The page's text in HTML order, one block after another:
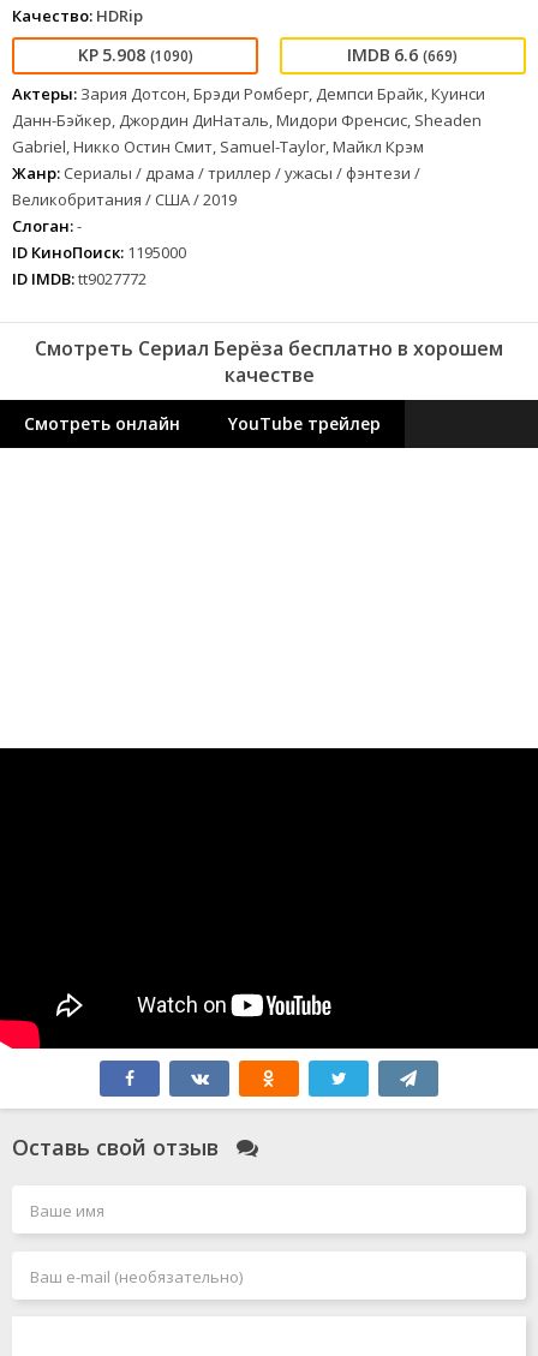
Качество: HDRip
5.908 (1090) 6.6 (669)
Актеры: Зария Дотсон, Брэди Ромберг, Демпси Брайк, Куинси
Данн-Бэйкер, Джордин ДиНаталь, Мидори Френсис, Sheaden
Gabriel, Никко Остин Смит, Samuel-Taylor, Майкл Крэм
Жанр: Сериалы / драма / триллер / ужасы / фэнтези /
Великобритания / США / 2019
Слоган:-
ID КиноПоиск: 1195000
ID IMDB:tt9027772
Смотреть Сериал Берёза бесплатно в хорошем
качестве
Смотреть онлайн YouTube трейлер
Оставь свой отзыв